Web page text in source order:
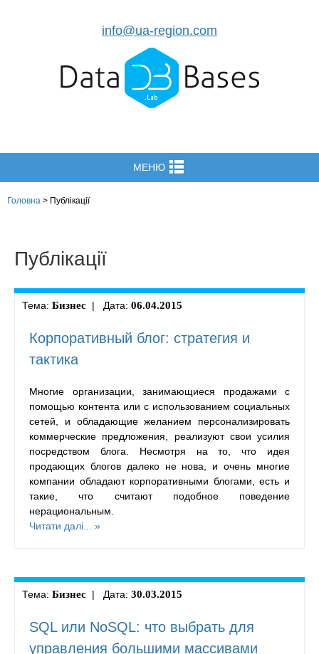
info@ua-region.com
МЕНЮ
Головна > Публікації
Публікації
Тема: Бизнес | Дата: 06.04.2015
Корпоративный блог: стратегия и
тактика
Многие организации, занимающиеся продажами с
помощью контента или с использованием социальных
сетей, и обладающие желанием персонализировать
коммерческие предложения, реализуют свои усилия
посредством блога. Несмотря на то, что идея
продающих блогов далеко не нова, и очень многие
компании обладают корпоративными блогами, есть и
такие, что считают подобное поведение
нерациональным.
Читати далі... »
Тема: Бизнес | Дата: 30.03.2015
SQL или NoSQL: что выбрать для
управления большими массивами